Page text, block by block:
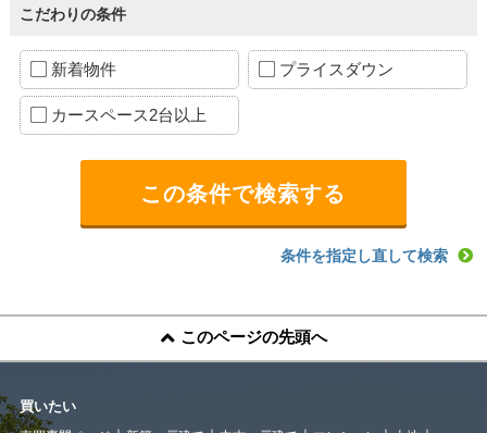
こだわりの条件
新着物件 プライスダウン
カースペース2台以上
条件を指定し直して検索
このページの先頭へ
買いたい